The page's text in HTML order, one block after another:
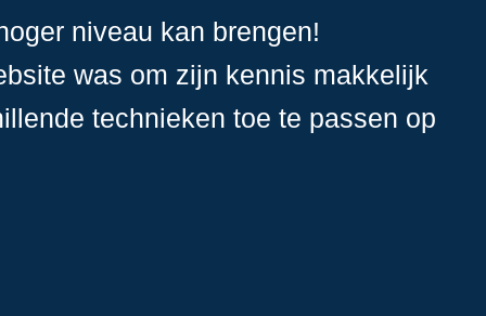
niveau kan brengen!
was om zijn kennis makkelijk
technieken toe te passen op